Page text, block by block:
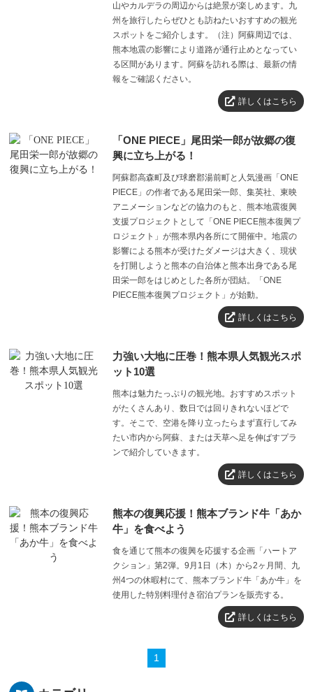
山やカルデラの周辺からは絶景が楽しめます。九
州を旅行したらぜひとも訪ねたいおすすめの観光
スポットをご紹介します。（注）阿蘇周辺では、
熊本地震の影響により道路が通行止めとなってい
る区間があります。阿蘇を訪れる際は、最新の情
報をご確認ください。
詳しくはこちら
「ONE PIECE」尾田栄一郎が故郷の復
興に立ち上がる！
阿蘇郡高森町及び球磨郡湯前町と人気漫画「ONE
PIECE」の作者である尾田栄一郎、集英社、東映
アニメーションなどの協力のもと、熊本地震復興
支援プロジェクトとして「ONE PIECE熊本復興プ
ロジェクト」が熊本県内各所にて開催中。地震の
影響による熊本が受けたダメージは大きく、現状
を打開しようと熊本の自治体と熊本出身である尾
田栄一郎をはじめとした各所が団結。「ONE
PIECE熊本復興プロジェクト」が始動。
詳しくはこちら
力強い大地に圧巻！熊本県人気観光スポ
ット10選
熊本は魅力たっぷりの観光地。おすすめスポット
がたくさんあり、数日では回りきれないほどで
す。そこで、空港を降り立ったらまず直行してみ
たい市内から阿蘇、または天草へ足を伸ばすプラ
ンで紹介していきます。
詳しくはこちら
熊本の復興応援！熊本ブランド牛「あか
牛」を食べよう
食を通じて熊本の復興を応援する企画「ハートア
クション」第2弾。9月1日（木）から2ヶ月間、九
州4つの休暇村にて、熊本ブランド牛「あか牛」を
使用した特別料理付き宿泊プランを販売する。
詳しくはこちら
1